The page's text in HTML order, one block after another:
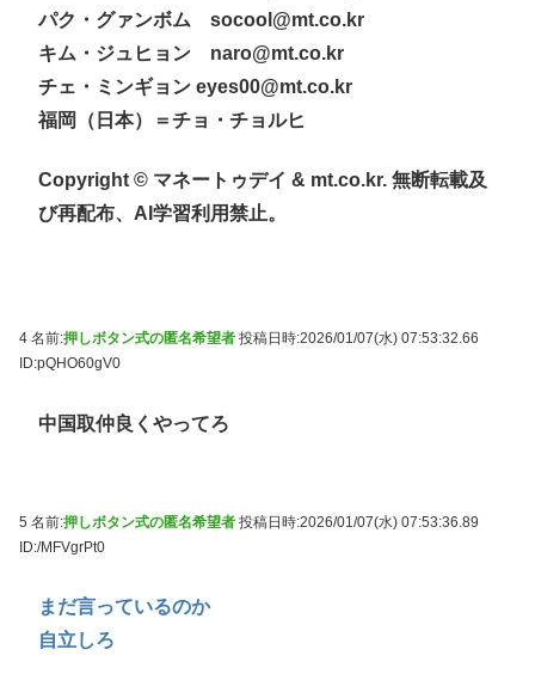
パク・グァンボム socool@mt.co.kr
キム・ジュヒョン naro@mt.co.kr
チェ・ミンギョン eyes00@mt.co.kr
福岡（日本）＝チョ・チョルヒ
Copyright © マネートゥデイ & mt.co.kr. 無断転載及
び再配布、AI学習利用禁止。
4 名前:押しボタン式の匿名希望者 投稿日時:2026/01/07(水) 07:53:32.66
ID:pQHO60gV0
中国取仲良くやってろ
5 名前:押しボタン式の匿名希望者 投稿日時:2026/01/07(水) 07:53:36.89
ID:/MFVgrPt0
まだ言っているのか
自立しろ